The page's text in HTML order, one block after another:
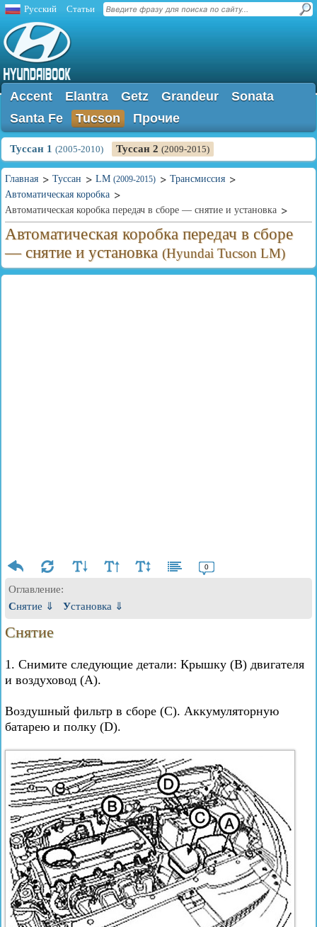
Русский Статьи
Accent Elantra Getz Grandeur
Sonata
Santa Fe
Tucson Прочие
Туссан 1 (2005-2010) Туссан 2 (2009-2015)
Главная Туссан LM (2009-2015)
Трансмиссия
Автоматическая коробка
Автоматическая коробка передач в сборе — снятие и установка
Автоматическая коробка передач в сборе
— снятие и установка (Hyundai Tucson LM)
0
Оглавление:
Снятие ⇓
Установка ⇓
Снятие
1. Снимите следующие детали: Крышку (В) двигателя
и воздуховод (А).
Воздушный фильтр в сборе (С). Аккумуляторную
батарею и полку (D).